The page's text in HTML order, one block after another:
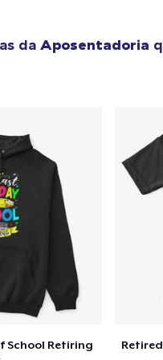
da Aposentadoria
School Retiring